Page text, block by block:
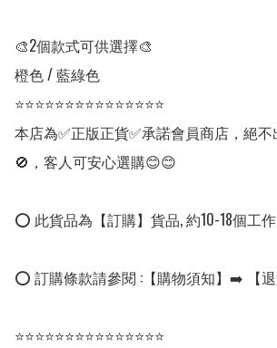
🎨2個款式可供選擇🎨
橙色 / 藍綠色
⭐⭐⭐⭐⭐⭐⭐⭐⭐⭐⭐⭐⭐⭐⭐
本店為✅正版正貨✅承諾會員商店，絕
🚫，客人可安心選購😊😊
⭕ 此貨品為【訂購】貨品, 約10-18個工作
⭕ 訂購條款請參閱 :【購物須知】➡️ 【退
⭐⭐⭐⭐⭐⭐⭐⭐⭐⭐⭐⭐⭐⭐⭐